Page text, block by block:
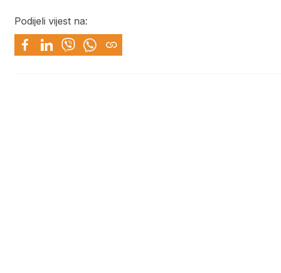
Podijeli vijest na: